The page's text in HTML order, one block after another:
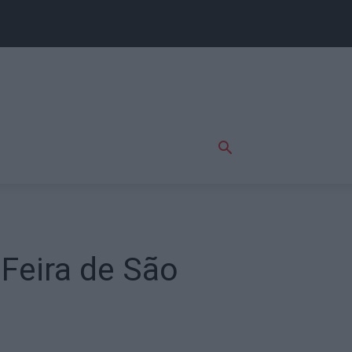
de São